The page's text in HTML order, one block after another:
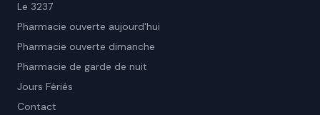
Le 3237
Pharmacie ouverte aujourd'hui
Pharmacie ouverte dimanche
Pharmacie de garde de nuit
Jours Fériés
Contact